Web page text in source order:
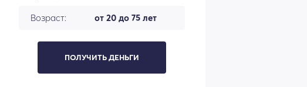
Возраст: от 20 до 75 лет
ПОЛУЧИТЬ ДЕНЬГИ